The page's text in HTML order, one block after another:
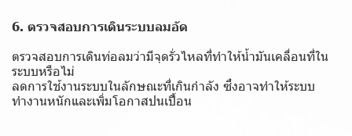
6. ตรวจสอบการเดินระบบลมอัด
ตรวจสอบการเดินท่อลมว่ามีจุดรั่วไหลที่ทำให้น้ำมันเคลื่อนที่ใน
ระบบหรือไม่
ลดการใช้งานระบบในลักษณะที่เกินกำลัง ซึ่งอาจทำให้ระบบ
ทำงานหนักและเพิ่มโอกาสปนเปื้อน